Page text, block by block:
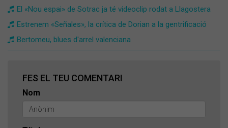
El «Nou espai» de Sotrac ja té videoclip rodat a Llagostera
Estrenem «Señales», la crítica de Dorian a la gentrificació
Bertomeu, blues d'arrel valenciana
FES EL TEU COMENTARI
Nom